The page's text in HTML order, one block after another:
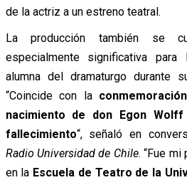
de la actriz a un estreno teatral.
La producción también se
especialmente significativa
alumna del dramaturgo durante
“Coincide con la
nacimiento de don Egon
fallecimiento“, señaló en
Radio Universidad de Chile. “Fue
en la Escuela de Teatro de la